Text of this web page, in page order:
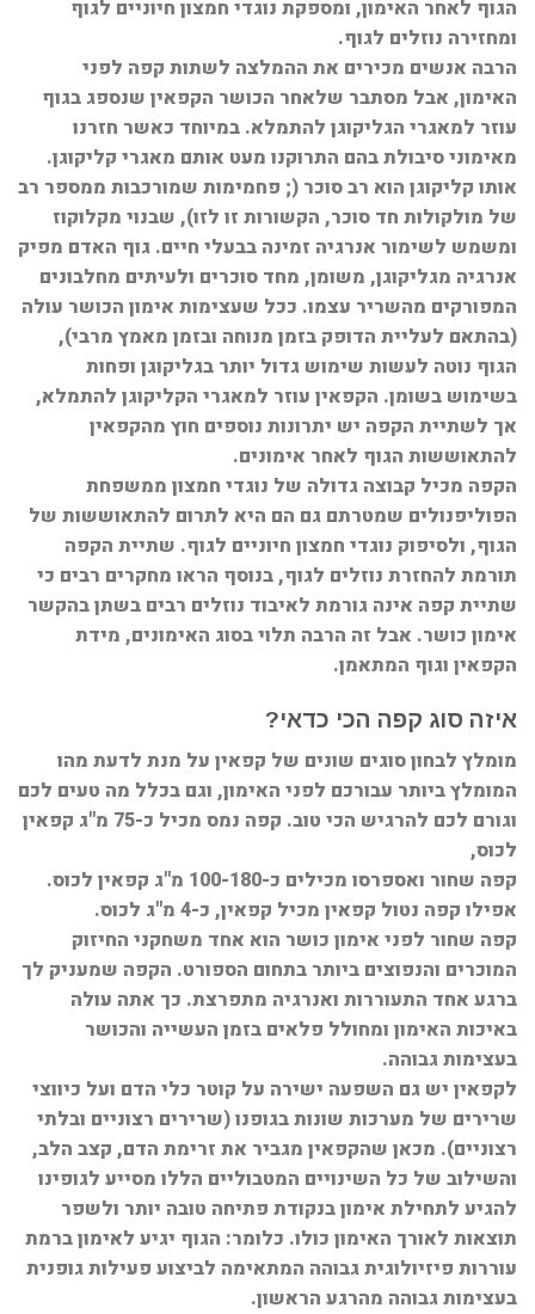
הגוף לאחר האימון, ומספקת נוגדי חמצון חיוניים לגוף
ומחזירה נוזלים לגוף.
הרבה אנשים מכירים את ההמלצה לשתות קפה לפני
האימון, אבל מסתבר שלאחר הכושר הקפאין שנספג בגוף
עוזר למאגרי הגליקוגן להתמלא. במיוחד כאשר חזרנו
מאימוני סיבולת בהם התרוקנו מעט אותם מאגרי קליקוגן.
אותו קליקוגן הוא רב סוכר (; פחמימות שמורכבות ממספר רב
של מולקולות חד סוכר, הקשורות זו לזו), שבנוי מקלוקוז
ומשמש לשימור אנרגיה זמינה בבעלי חיים. גוף האדם מפיק
אנרגיה מגליקוגן, משומן, מחד סוכרים ולעיתים מחלבונים
המפורקים מהשריר עצמו. ככל שעצימות אימון הכושר עולה
(בהתאם לעליית הדופק בזמן מנוחה ובזמן מאמץ מרבי),
הגוף נוטה לעשות שימוש גדול יותר בגליקוגן ופחות
בשימוש בשומן. הקפאין עוזר למאגרי הקליקוגן להתמלא,
אך לשתיית הקפה יש יתרונות נוספים חוץ מהקפאין
להתאוששות הגוף לאחר אימונים.
הקפה מכיל קבוצה גדולה של נוגדי חמצון ממשפחת
הפוליפנולים שמטרתם גם הם היא לתרום להתאוששות של
הגוף, ולסיפוק נוגדי חמצון חיוניים לגוף. שתיית הקפה
תורמת להחזרת נוזלים לגוף, בנוסף הראו מחקרים רבים כי
שתיית קפה אינה גורמת לאיבוד נוזלים רבים בשתן בהקשר
אימון כושר. אבל זה הרבה תלוי בסוג האימונים, מידת
הקפאין וגוף המתאמן.
איזה סוג קפה הכי כדאי?
מומלץ לבחון סוגים שונים של קפאין על מנת לדעת מהו
המומלץ ביותר עבורכם לפני האימון, וגם בכלל מה טעים לכם
וגורם לכם להרגיש הכי טוב. קפה נמס מכיל כ-75 מ"ג קפאין
לכוס,
קפה שחור ואספרסו מכילים כ-100-180 מ"ג קפאין לכוס.
אפילו קפה נטול קפאין מכיל קפאין, כ-4 מ"ג לכוס.
קפה שחור לפני אימון כושר הוא אחד משחקני החיזוק
המוכרים והנפוצים ביותר בתחום הספורט. הקפה שמעניק לך
ברגע אחד התעוררות ואנרגיה מתפרצת. כך אתה עולה
באיכות האימון ומחולל פלאים בזמן העשייה והכושר
בעצימות גבוהה.
לקפאין יש גם השפעה ישירה על קוטר כלי הדם ועל כיווצי
שרירים של מערכות שונות בגופנו (שרירים רצוניים ובלתי
רצוניים). מכאן שהקפאין מגביר את זרימת הדם, קצב הלב,
והשילוב של כל השינויים המטבוליים הללו מסייע לגופינו
להגיע לתחילת אימון בנקודת פתיחה טובה יותר ולשפר
תוצאות לאורך האימון כולו. כלומר: הגוף יגיע לאימון ברמת
עוררות פיזיולוגית גבוהה המתאימה לביצוע פעילות גופנית
בעצימות גבוהה מהרגע הראשון.